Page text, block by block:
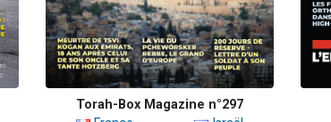
Torah-Box Magazine n°297